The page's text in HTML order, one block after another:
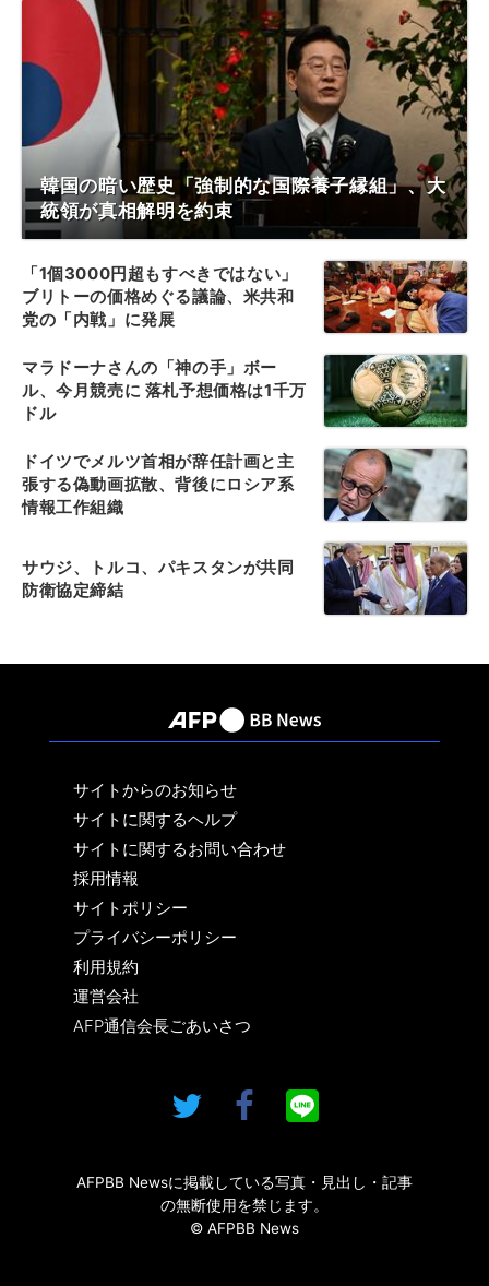
韓国の暗い歴史「強制的な国際養子縁組」、大
統領が真相解明を約束
「1個3000円超もすべきではない」
ブリトーの価格めぐる議論、米共和
党の「内戦」に発展
マラドーナさんの「神の手」ボー
ル、今月競売に 落札予想価格は1千万
ドル
ドイツでメルツ首相が辞任計画と主
張する偽動画拡散、背後にロシア系
情報工作組織
サウジ、トルコ、パキスタンが共同
防衛協定締結
サイトからのお知らせ
サイトに関するヘルプ
サイトに関するお問い合わせ
採用情報
サイトポリシー
プライバシーポリシー
利用規約
運営会社
AFP通信会長ごあいさつ
AFPBB Newsに掲載している写真・見出し・記事
の無断使用を禁じます。
© AFPBB News